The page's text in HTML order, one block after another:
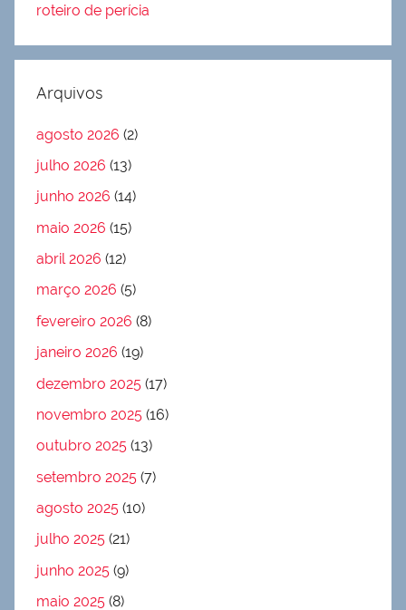
roteiro de perícia
Arquivos
agosto 2026 (2)
julho 2026 (13)
junho 2026 (14)
maio 2026 (15)
abril 2026 (12)
março 2026 (5)
fevereiro 2026 (8)
janeiro 2026 (19)
dezembro 2025 (17)
novembro 2025 (16)
outubro 2025 (13)
setembro 2025 (7)
agosto 2025 (10)
julho 2025 (21)
junho 2025 (9)
maio 2025 (8)